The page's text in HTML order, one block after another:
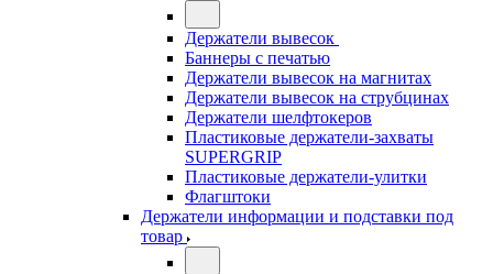
Держатели вывесок
Баннеры с печатью
Держатели вывесок на магнитах
Держатели вывесок на струбцинах
Держатели шелфтокеров
Пластиковые держатели-захваты
SUPERGRIP
Пластиковые держатели-улитки
Флагштоки
Держатели информации и подставки под
товар